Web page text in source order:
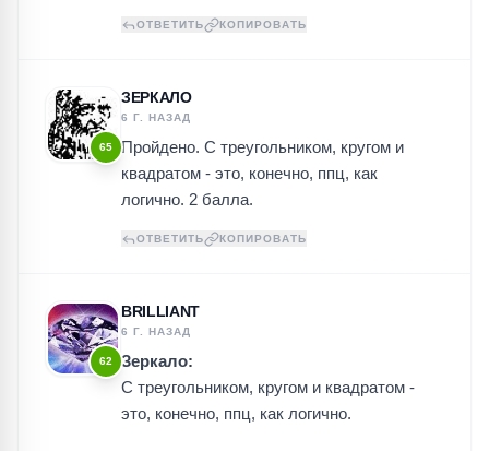
ОТВЕТИТЬ КОПИРОВАТЬ
65
ЗЕРКАЛО
6 Г. НАЗАД
Пройдено. С треугольником, кругом и
квадратом - это, конечно, ппц, как
логично. 2 балла.
ОТВЕТИТЬ КОПИРОВАТЬ
62
BRILLIANT
6 Г. НАЗАД
Зеркало:
С треугольником, кругом и квадратом -
это, конечно, ппц, как логично.